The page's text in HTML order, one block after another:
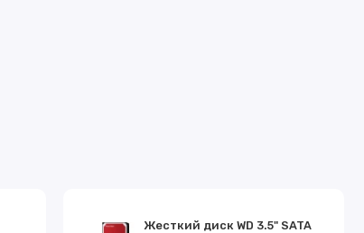
Жесткий диск WD 3.5" SATA